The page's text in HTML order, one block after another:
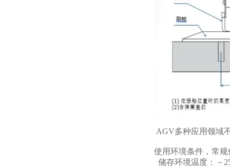
AGV多种应用领域
使用环境条件，常
储存环境温度：－